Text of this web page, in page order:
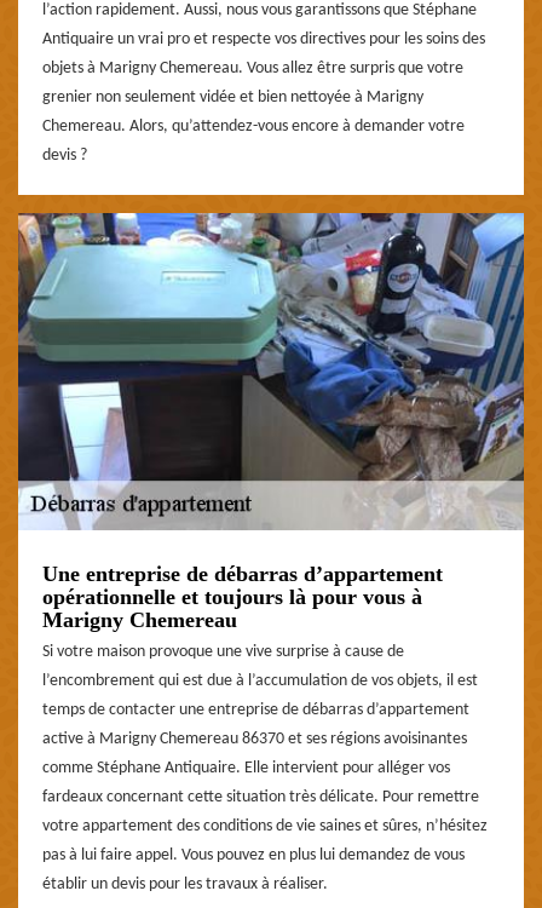
l’action rapidement. Aussi, nous vous garantissons que Stéphane
Antiquaire un vrai pro et respecte vos directives pour les soins des
objets à Marigny Chemereau. Vous allez être surpris que votre
grenier non seulement vidée et bien nettoyée à Marigny
Chemereau. Alors, qu’attendez-vous encore à demander votre
devis ?
Une entreprise de débarras d’appartement
opérationnelle et toujours là pour vous à
Marigny Chemereau
Si votre maison provoque une vive surprise à cause de
l’encombrement qui est due à l’accumulation de vos objets, il est
temps de contacter une entreprise de débarras d’appartement
active à Marigny Chemereau 86370 et ses régions avoisinantes
comme Stéphane Antiquaire. Elle intervient pour alléger vos
fardeaux concernant cette situation très délicate. Pour remettre
votre appartement des conditions de vie saines et sûres, n’hésitez
pas à lui faire appel. Vous pouvez en plus lui demandez de vous
établir un devis pour les travaux à réaliser.